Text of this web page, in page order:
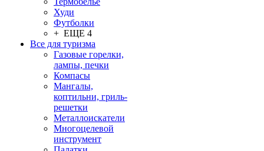
Худи
Футболки
+ ЕЩЕ 4
Все для туризма
Газовые горелки,
лампы, печки
Компасы
Мангалы,
коптильни, гриль-
решетки
Металлоискатели
Многоцелевой
инструмент